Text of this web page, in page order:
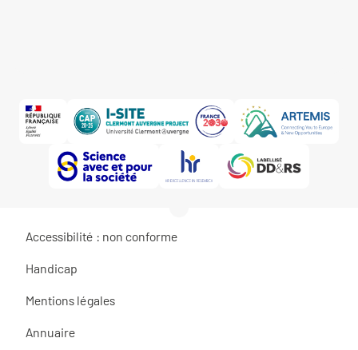
Accessibilité : non conforme
Handicap
Mentions légales
Annuaire